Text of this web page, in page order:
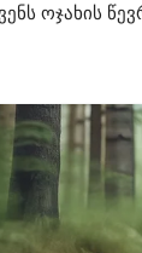
ოჯახის